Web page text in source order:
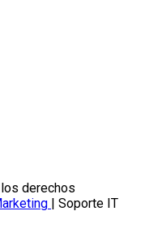
derechos
| Soporte IT